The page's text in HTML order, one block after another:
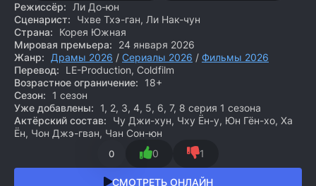
Режиссёр:
Ли До-юн
Сценарист:
Чхве Тхэ-ган, Ли Нак-чун
Страна:
Корея Южная
Мировая премьера:
24 января 2026
Жанр:
Драмы 2026 / Сериалы 2026 / Фильмы 2026
Перевод:
LE-Production, Coldfilm
Возрастное ограничение:
18+
Сезон:
1 сезон
Уже добавлены:
1, 2, 3, 4, 5, 6, 7, 8 серия 1 сезона
Актёрский состав:
Чу Джи-хун, Чху Ён-у, Юн Гён-хо, Ха
Ён, Чон Джэ-гван, Чан Сон-юн
0 0 1
СМОТРЕТЬ ОНЛАЙН